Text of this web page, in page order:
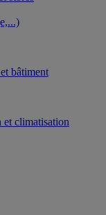
bâtiment
climatisation